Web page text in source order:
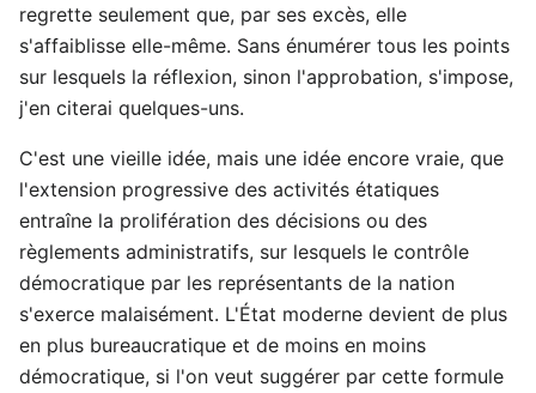
regrette seulement que, par ses excès, elle
s'affaiblisse elle-même. Sans énumérer tous les points
sur lesquels la réflexion, sinon l'approbation, s'impose,
j'en citerai quelques-uns.
C'est une vieille idée, mais une idée encore vraie, que
l'extension progressive des activités étatiques
entraîne la prolifération des décisions ou des
règlements administratifs, sur lesquels le contrôle
démocratique par les représentants de la nation
s'exerce malaisément. L'État moderne devient de plus
en plus bureaucratique et de moins en moins
démocratique, si l'on veut suggérer par cette formule